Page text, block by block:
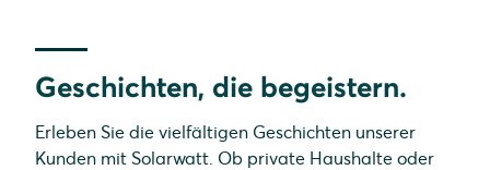
Geschichten, die begeistern.
Erleben Sie die vielfältigen Geschichten unserer
Kunden mit Solarwatt. Ob private Haushalte oder